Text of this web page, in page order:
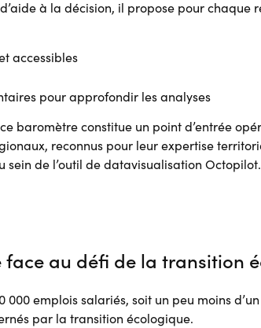
à la décision, il propose pour chaque
accessibles
pour approfondir les analyses
baromètre constitue un point d’entrée
reconnus pour leur expertise
de l’outil de datavisualisation Octopilot.
face au défi de la transition
000 emplois salariés, soit un peu moins
par la transition écologique.